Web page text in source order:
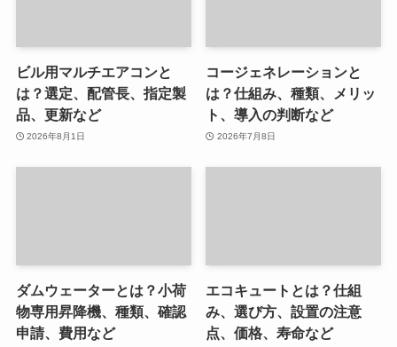
ビル用マルチエアコンと
は？選定、配管長、指定製
品、更新など
2026年8月1日
コージェネレーションと
は？仕組み、種類、メリッ
ト、導入の判断など
2026年7月8日
ダムウェーターとは？小荷
物専用昇降機、種類、確認
申請、費用など
エコキュートとは？仕組
み、選び方、設置の注意
点、価格、寿命など